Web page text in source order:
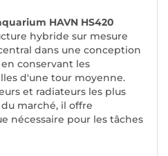
HAVN HS420
hybride sur mesure
dans une conception
conservant les
d'une tour moyenne.
et radiateurs les plus
marché, il offre
nécessaire pour les tâches